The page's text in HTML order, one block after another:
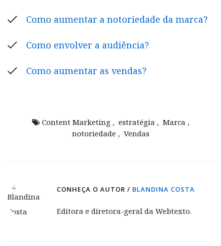
Como aumentar a notoriedade da marca?
Como envolver a audiência?
Como aumentar as vendas?
Content Marketing , estratégia , Marca ,
notoriedade , Vendas
CONHEÇA O AUTOR / BLANDINA COSTA
Editora e diretora-geral da Webtexto.